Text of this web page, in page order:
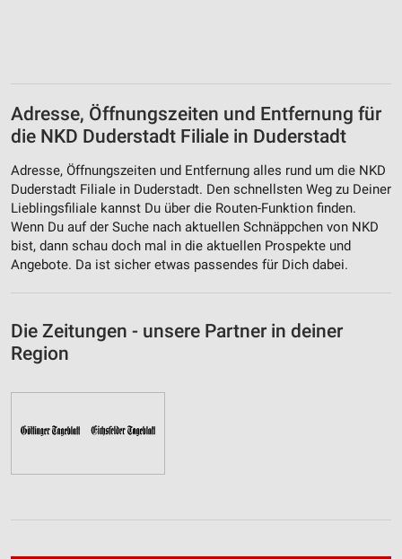
Adresse, Öffnungszeiten und Entfernung für
die NKD Duderstadt Filiale in Duderstadt
Adresse, Öffnungszeiten und Entfernung alles rund um die NKD
Duderstadt Filiale in Duderstadt. Den schnellsten Weg zu Deiner
Lieblingsfiliale kannst Du über die Routen-Funktion finden.
Wenn Du auf der Suche nach aktuellen Schnäppchen von NKD
bist, dann schau doch mal in die aktuellen Prospekte und
Angebote. Da ist sicher etwas passendes für Dich dabei.
Die Zeitungen - unsere Partner in deiner
Region